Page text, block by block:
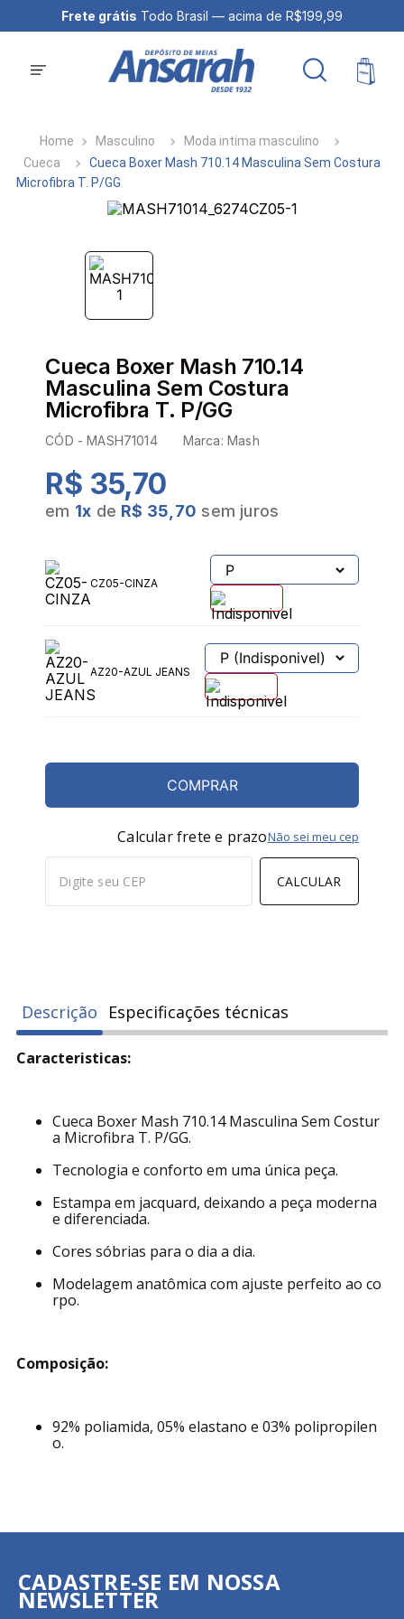
Frete grátis Todo Brasil — acima de R$199,99
Masculino
Moda intima masculino
Cueca
Cueca Boxer Mash 710.14 Masculina Sem Costura
Microfibra T. P/GG
Cueca Boxer Mash 710.14
Masculina Sem Costura
Microfibra T. P/GG
CÓD -MASH71014 Marca:Mash
R$ 35,70
em 1x de R$ 35,70 sem juros
CZ05-CINZA
AZ20-AZUL JEANS
COMPRAR
Calcular frete e prazo
CALCULAR
Não sei meu cep
Descrição Especificações técnicas
Caracteristicas:
Cueca Boxer Mash 710.14 Masculina Sem Costur
a Microfibra T. P/GG.
Tecnologia e conforto em uma única peça.
Estampa em jacquard, deixando a peça moderna
e diferenciada.
Cores sóbrias para o dia a dia.
Modelagem anatômica com ajuste perfeito ao co
rpo.
Composição:
92% poliamida, 05% elastano e 03% polipropilen
o.
CADASTRE-SE EM NOSSA
NEWSLETTER